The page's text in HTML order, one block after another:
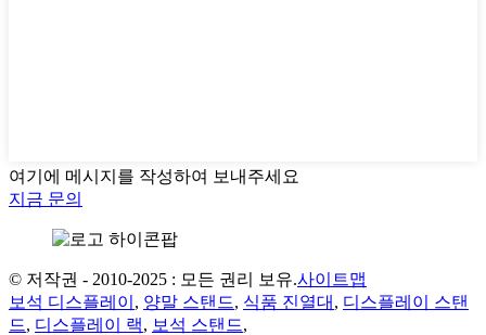
여기에 메시지를 작성하여 보내주세요
지금 문의
© 저작권 - 2010-2025 : 모든 권리 보유.사이트맵
보석 디스플레이 , 양말 스탠드, 식품 진열대 , 디스플레이 스탠
드, 디스플레이 랙, 보석 스탠드,